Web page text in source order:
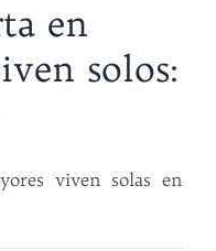
en
solos:
viven solas en